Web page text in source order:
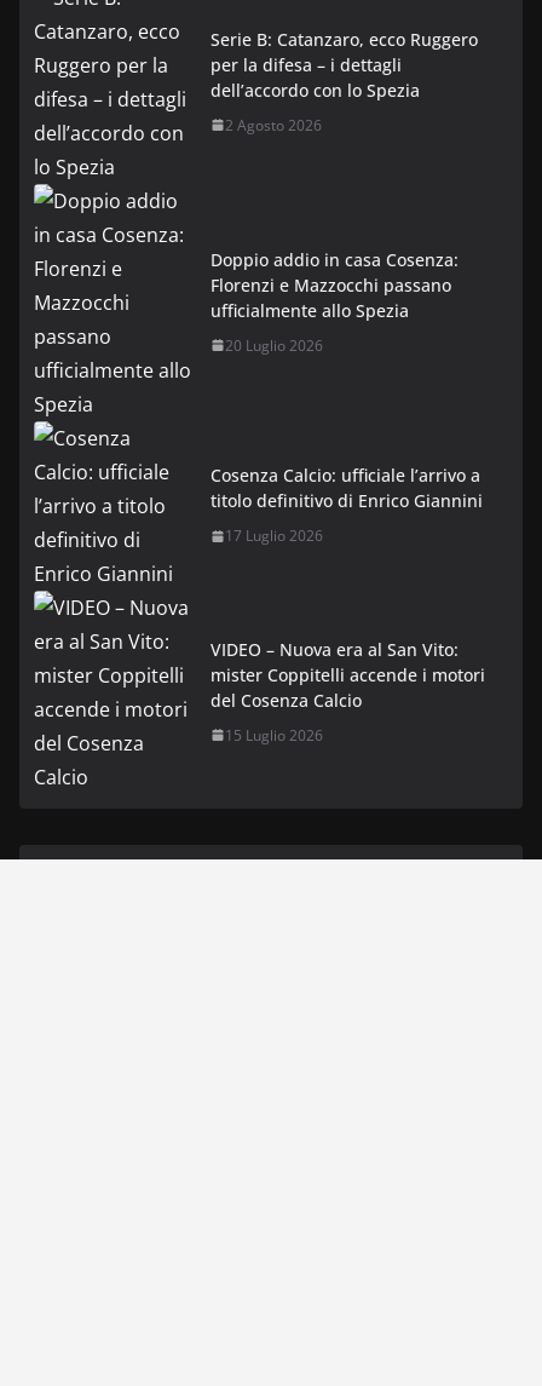
Serie B: Catanzaro, ecco Ruggero
per la difesa – i dettagli
dell’accordo con lo Spezia
2 Agosto 2026
Doppio addio in casa Cosenza:
Florenzi e Mazzocchi passano
ufficialmente allo Spezia
20 Luglio 2026
Cosenza Calcio: ufficiale l’arrivo a
titolo definitivo di Enrico Giannini
17 Luglio 2026
VIDEO – Nuova era al San Vito:
mister Coppitelli accende i motori
del Cosenza Calcio
15 Luglio 2026